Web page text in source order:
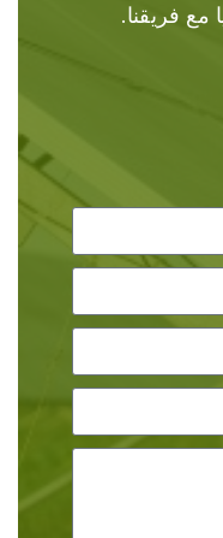
مع فريقنا.